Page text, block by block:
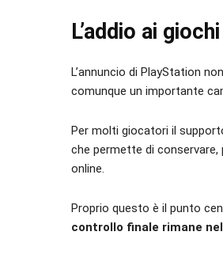
L’addio ai
L’annuncio di PlayStation
comunque un importante
Per molti giocatori il
che permette di conservare,
online.
Proprio questo è il punto
controllo finale rimane